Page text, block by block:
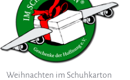
Weihnachten im Schuhkarton